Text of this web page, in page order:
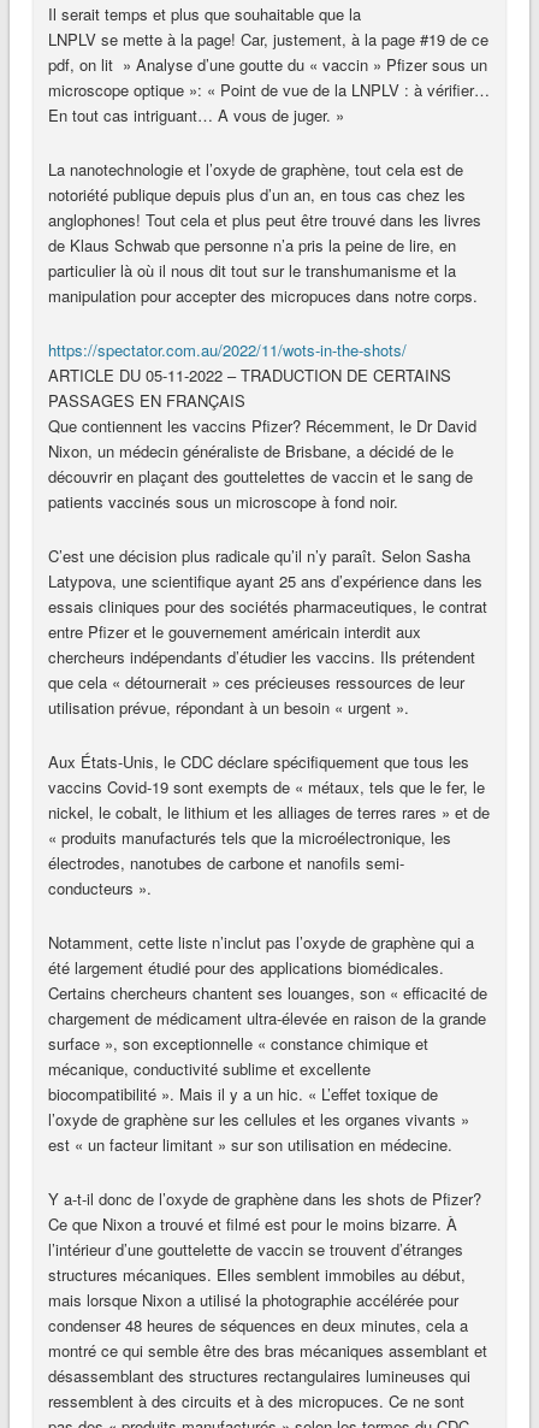
Il serait temps et plus que souhaitable que la
LNPLV se mette à la page! Car, justement, à la page #19 de ce
pdf, on lit » Analyse d’une goutte du « vaccin » Pfizer sous un
microscope optique »: « Point de vue de la LNPLV : à vérifier…
En tout cas intriguant… A vous de juger. »
La nanotechnologie et l’oxyde de graphène, tout cela est de
notoriété publique depuis plus d’un an, en tous cas chez les
anglophones! Tout cela et plus peut être trouvé dans les livres
de Klaus Schwab que personne n’a pris la peine de lire, en
particulier là où il nous dit tout sur le transhumanisme et la
manipulation pour accepter des micropuces dans notre corps.
https://spectator.com.au/2022/11/wots-in-the-shots/
ARTICLE DU 05-11-2022 – TRADUCTION DE CERTAINS
PASSAGES EN FRANÇAIS
Que contiennent les vaccins Pfizer? Récemment, le Dr David
Nixon, un médecin généraliste de Brisbane, a décidé de le
découvrir en plaçant des gouttelettes de vaccin et le sang de
patients vaccinés sous un microscope à fond noir.
C’est une décision plus radicale qu’il n’y paraît. Selon Sasha
Latypova, une scientifique ayant 25 ans d’expérience dans les
essais cliniques pour des sociétés pharmaceutiques, le contrat
entre Pfizer et le gouvernement américain interdit aux
chercheurs indépendants d’étudier les vaccins. Ils prétendent
que cela « détournerait » ces précieuses ressources de leur
utilisation prévue, répondant à un besoin « urgent ».
Aux États-Unis, le CDC déclare spécifiquement que tous les
vaccins Covid-19 sont exempts de « métaux, tels que le fer, le
nickel, le cobalt, le lithium et les alliages de terres rares » et de
« produits manufacturés tels que la microélectronique, les
électrodes, nanotubes de carbone et nanofils semi-
conducteurs ».
Notamment, cette liste n’inclut pas l’oxyde de graphène qui a
été largement étudié pour des applications biomédicales.
Certains chercheurs chantent ses louanges, son « efficacité de
chargement de médicament ultra-élevée en raison de la grande
surface », son exceptionnelle « constance chimique et
mécanique, conductivité sublime et excellente
biocompatibilité ». Mais il y a un hic. « L’effet toxique de
l’oxyde de graphène sur les cellules et les organes vivants »
est « un facteur limitant » sur son utilisation en médecine.
Y a-t-il donc de l’oxyde de graphène dans les shots de Pfizer?
Ce que Nixon a trouvé et filmé est pour le moins bizarre. À
l’intérieur d’une gouttelette de vaccin se trouvent d’étranges
structures mécaniques. Elles semblent immobiles au début,
mais lorsque Nixon a utilisé la photographie accélérée pour
condenser 48 heures de séquences en deux minutes, cela a
montré ce qui semble être des bras mécaniques assemblant et
désassemblant des structures rectangulaires lumineuses qui
ressemblent à des circuits et à des micropuces. Ce ne sont